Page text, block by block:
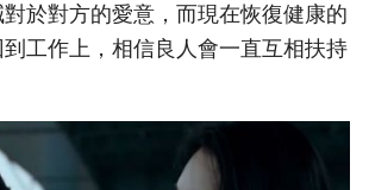
於對方的愛意，而現在恢復健康的
工作上，相信良人會一直互相扶持